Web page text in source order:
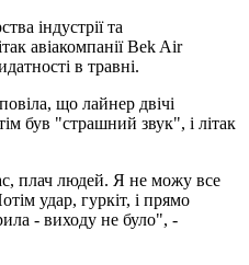
індустрії та
авіакомпанії Bek Air
в травні.
що лайнер двічі
був "страшний звук", і літак
плач людей. Я не можу все
удар, гуркіт, і прямо
- виходу не було", -